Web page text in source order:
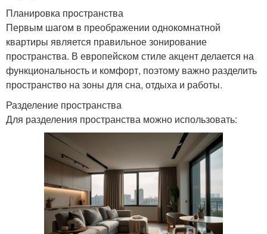
Планировка пространства
Первым шагом в преображении однокомнатной
квартиры является правильное зонирование
пространства. В европейском стиле акцент делается на
функциональность и комфорт, поэтому важно разделить
пространство на зоны для сна, отдыха и работы.
Разделение пространства
Для разделения пространства можно использовать: